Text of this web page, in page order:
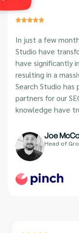
In just a few
Studio have
have significantly
resulting in a
Search Studio
partners for our
knowledge have
Joe
Head of